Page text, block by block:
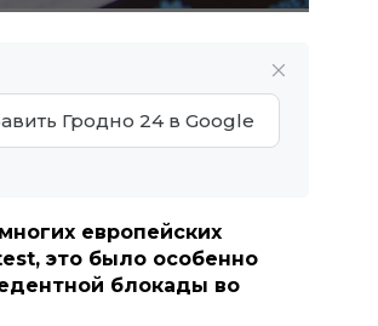
Гродно 24 в Google
европейских
это было особенно
блокады во